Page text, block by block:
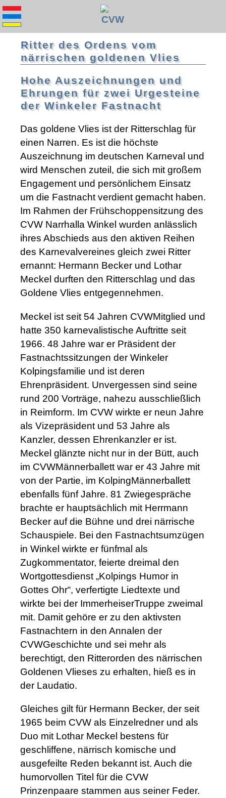
Ritter des Ordens vom
närrischen goldenen Vlies
Hohe Auszeichnungen und
Ehrungen für zwei Urgesteine
der Winkeler Fastnacht
Das goldene Vlies ist der Ritterschlag für
einen Narren. Es ist die höchste
Auszeichnung im deutschen Karneval und
wird Menschen zuteil, die sich mit großem
Engagement und persönlichem Einsatz
um die Fastnacht verdient gemacht haben.
Im Rahmen der Frühschoppensitzung des
CVW Narrhalla Winkel wurden anlässlich
ihres Abschieds aus den aktiven Reihen
des Karnevalvereines gleich zwei Ritter
ernannt: Hermann Becker und Lothar
Meckel durften den Ritterschlag und das
Goldene Vlies entgegennehmen.
Meckel ist seit 54 Jahren CVWMitglied und
hatte 350 karnevalistische Auftritte seit
1966. 48 Jahre war er Präsident der
Fastnachtssitzungen der Winkeler
Kolpingsfamilie und ist deren
Ehrenpräsident. Unvergessen sind seine
rund 200 Vorträge, nahezu ausschließlich
in Reimform. Im CVW wirkte er neun Jahre
als Vizepräsident und 53 Jahre als
Kanzler, dessen Ehrenkanzler er ist.
Meckel glänzte nicht nur in der Bütt, auch
im CVWMännerballett war er 43 Jahre mit
von der Partie, im KolpingMännerballett
ebenfalls fünf Jahre. 81 Zwiegespräche
brachte er hauptsächlich mit Herrmann
Becker auf die Bühne und drei närrische
Schauspiele. Bei den Fastnachtsumzügen
in Winkel wirkte er fünfmal als
Zugkommentator, feierte dreimal den
Wortgottesdienst „Kolpings Humor in
Gottes Ohr“, verfertigte Liedtexte und
wirkte bei der ImmerheiserTruppe zweimal
mit. Damit gehöre er zu den aktivsten
Fastnachtern in den Annalen der
CVWGeschichte und sei mehr als
berechtigt, den Ritterorden des närrischen
Goldenen Vlieses zu erhalten, hieß es in
der Laudatio.
Gleiches gilt für Hermann Becker, der seit
1965 beim CVW als Einzelredner und als
Duo mit Lothar Meckel bestens für
geschliffene, närrisch komische und
ausgefeilte Reden bekannt ist. Auch die
humorvollen Titel für die CVW
Prinzenpaare stammen aus seiner Feder.